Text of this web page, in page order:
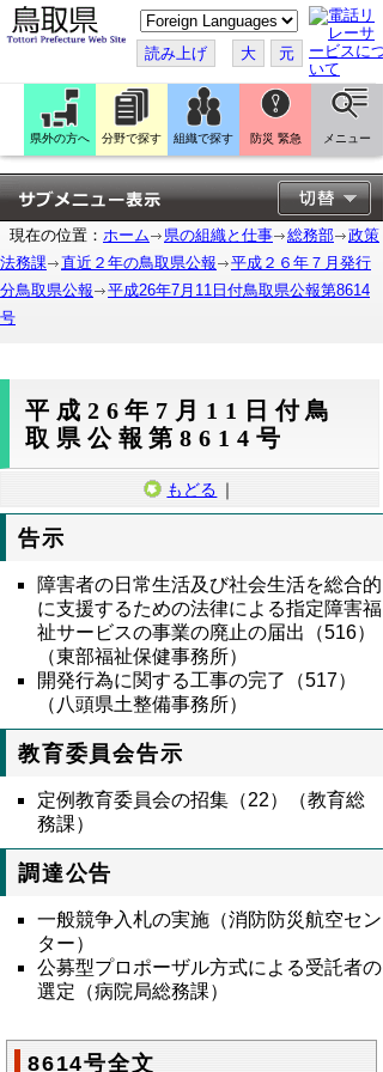
こ
の
ペ
ー
ジ
翻
訳
す
る
読み上げ 大 元
県外の方へ 分野で探す 組織で探す 防災 緊急 メニュー
現在の位置： ホーム 県の組織と仕事 総務部
政策
法務課
直近２年の鳥取県公報
平成２６年７月発行
分鳥取県公報
平成26年7月11日付鳥取県公報第8614
号
平成26年7月11日付鳥
取県公報第8614号
もどる ｜
告示
障害者の日常生活及び社会生活を総合的
に支援するための法律による指定障害福
祉サービスの事業の廃止の届出（516）
（東部福祉保健事務所）
開発行為に関する工事の完了（517）
（八頭県土整備事務所）
教育委員会告示
定例教育委員会の招集（22）（教育総
務課）
調達公告
一般競争入札の実施（消防防災航空セン
ター）
公募型プロポーザル方式による受託者の
選定（病院局総務課）
8614号全文